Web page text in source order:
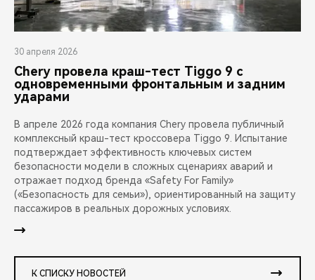
30 апреля 2026
Chery провела краш-тест Tiggo 9 с
одновременными фронтальным и задним
ударами
В апреле 2026 года компания Chery провела публичный
комплексный краш-тест кроссовера Tiggo 9. Испытание
подтверждает эффективность ключевых систем
безопасности модели в сложных сценариях аварий и
отражает подход бренда «Safety For Family»
(«Безопасность для семьи»), ориентированный на защиту
пассажиров в реальных дорожных условиях.
К СПИСКУ НОВОСТЕЙ